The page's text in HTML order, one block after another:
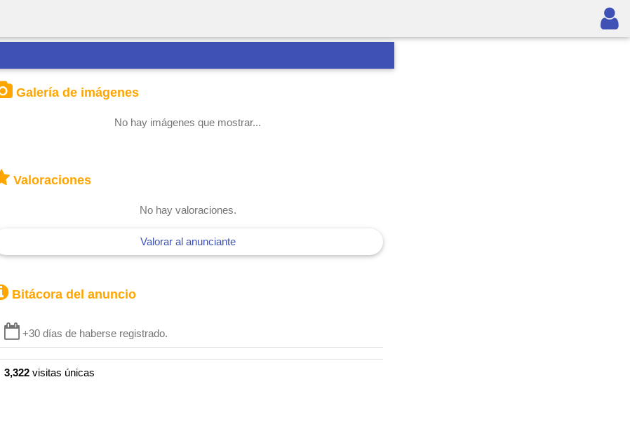
Galería de imágenes
No hay imágenes que mostrar...
Valoraciones
No hay valoraciones.
Valorar al anunciante
Bitácora del anuncio
+30 días de haberse registrado.
3,322visitas únicas